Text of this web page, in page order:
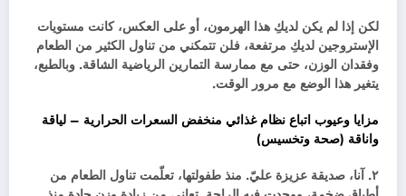
لكن إذا لم يكن لديكِ هذا الهرمون، أو على العكس، كانت مستويات
الإستروجين لديكِ مرتفعة، فلن تتمكني من تناول الكثير من الطعام
وفقدان الوزن، حتى مع ممارسة التمارين الرياضية الشاقة. وبالطبع،
يتغير هذا الوضع مع مرور الوقت.
مزايا وعيوب اتباع نظام غذائي منخفض السعرات الحرارية – لياقة
واناقة (صحة وتخسيس)
٢. آنا، صديقة عزيزة عليّ. منذ طفولتها، تعلّمت تناول الطعام من